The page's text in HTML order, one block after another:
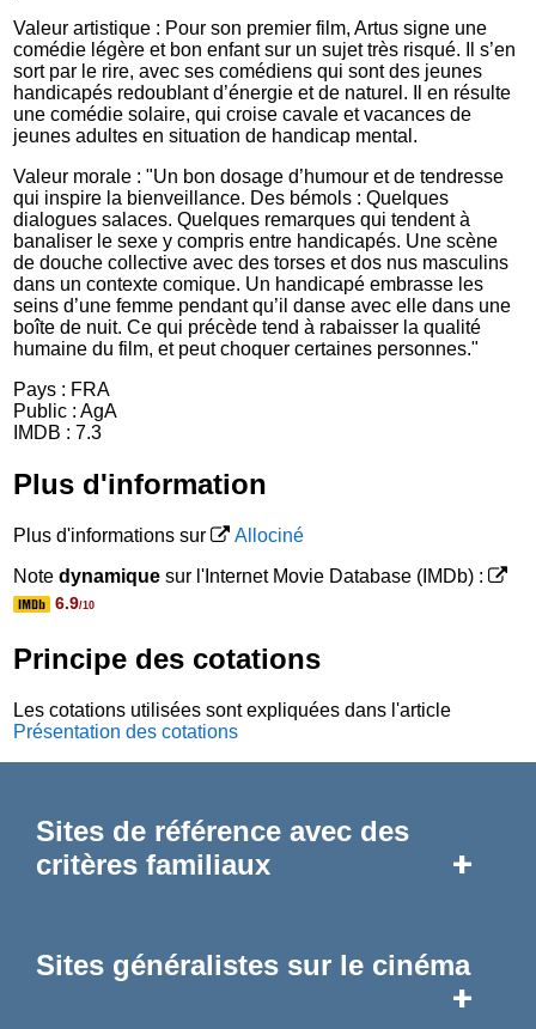
Valeur artistique : Pour son premier film, Artus signe une
comédie légère et bon enfant sur un sujet très risqué. Il s’en
sort par le rire, avec ses comédiens qui sont des jeunes
handicapés redoublant d’énergie et de naturel. Il en résulte
une comédie solaire, qui croise cavale et vacances de
jeunes adultes en situation de handicap mental.
Valeur morale : "Un bon dosage d’humour et de tendresse
qui inspire la bienveillance. Des bémols : Quelques
dialogues salaces. Quelques remarques qui tendent à
banaliser le sexe y compris entre handicapés. Une scène
de douche collective avec des torses et dos nus masculins
dans un contexte comique. Un handicapé embrasse les
seins d’une femme pendant qu’il danse avec elle dans une
boîte de nuit. Ce qui précède tend à rabaisser la qualité
humaine du film, et peut choquer certaines personnes."
Pays : FRA
Public : AgA
IMDB : 7.3
Plus d'information
Plus d'informations sur
Allociné
Notedynamique sur l'Internet Movie Database (IMDb) :
6.9/10
Principe des cotations
Les cotations utilisées sont expliquées dans l'article
Présentation des cotations
Sites de référence avec des
critères familiaux
+
Sites généralistes sur le cinéma
+